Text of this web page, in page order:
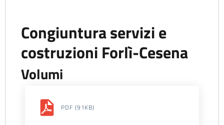
Congiuntura servizi e
costruzioni Forlì-Cesena
Volumi
PDF (91KB)